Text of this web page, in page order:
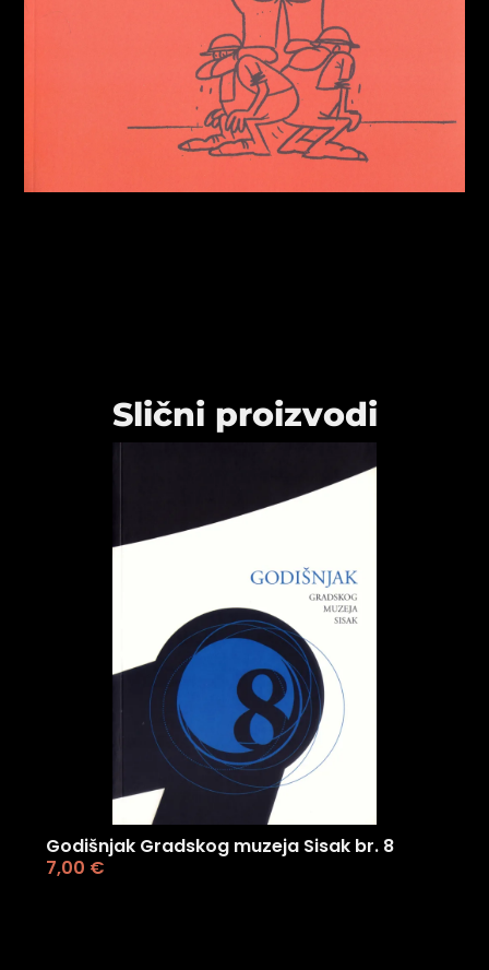
Slični proizvodi
Godišnjak Gradskog muzeja Sisak br. 8
7,00 €